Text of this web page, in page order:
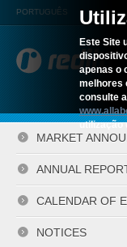
Este Site
apenas o
melhores
consulte
utilização
PORTUGUÊS
MARKET
ANNUAL
CALENDAR OF
NOTICES